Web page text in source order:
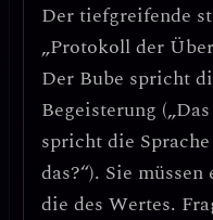
Der tiefgreifende
„Protokoll der
Der Bube spricht
Begeisterung
spricht die
das?“). Sie
die des Wertes.